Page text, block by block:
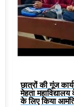
छात्रों की गूंज
मेहता
के लिए किया